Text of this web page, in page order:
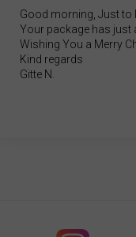
Good morning, Just to
Your package has just
Wishing You a Merry
Kind regards
Gitte N.